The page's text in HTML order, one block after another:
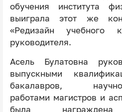
обучения института
выиграла этот же
«Редизайн учебного
руководителя.
Асель Булатовна
выпускными
бакалавров, научно-
работами магистров и
была награждена